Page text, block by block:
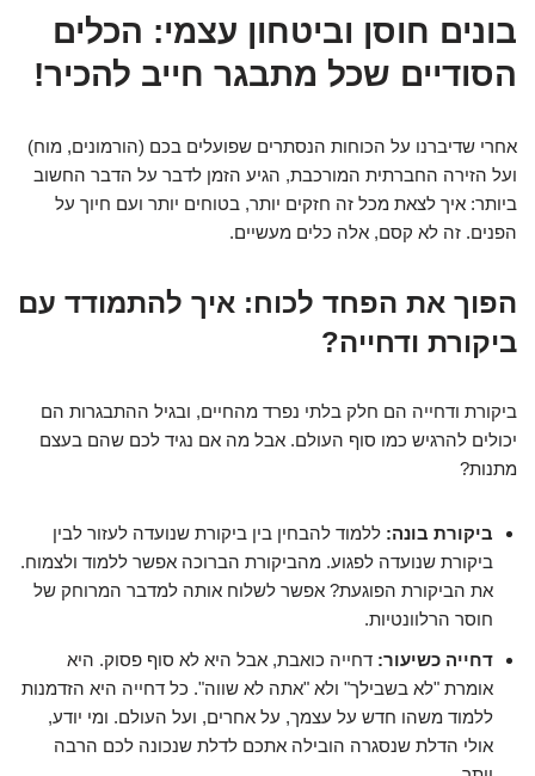
בונים חוסן וביטחון עצמי: הכלים
הסודיים שכל מתבגר חייב להכיר!
אחרי שדיברנו על הכוחות הנסתרים שפועלים בכם (הורמונים, מוח)
ועל הזירה החברתית המורכבת, הגיע הזמן לדבר על הדבר החשוב
ביותר: איך לצאת מכל זה חזקים יותר, בטוחים יותר ועם חיוך על
הפנים. זה לא קסם, אלה כלים מעשיים.
הפוך את הפחד לכוח: איך להתמודד עם
ביקורת ודחייה?
ביקורת ודחייה הם חלק בלתי נפרד מהחיים, ובגיל ההתבגרות הם
יכולים להרגיש כמו סוף העולם. אבל מה אם נגיד לכם שהם בעצם
מתנות?
ביקורת בונה: ללמוד להבחין בין ביקורת שנועדה לעזור לבין
ביקורת שנועדה לפגוע. מהביקורת הברוכה אפשר ללמוד ולצמוח.
את הביקורת הפוגעת? אפשר לשלוח אותה למדבר המרוחק של
חוסר הרלוונטיות.
דחייה כשיעור: דחייה כואבת, אבל היא לא סוף פסוק. היא
אומרת "לא בשבילך" ולא "אתה לא שווה". כל דחייה היא הזדמנות
ללמוד משהו חדש על עצמך, על אחרים, ועל העולם. ומי יודע,
אולי הדלת שנסגרה הובילה אתכם לדלת שנכונה לכם הרבה